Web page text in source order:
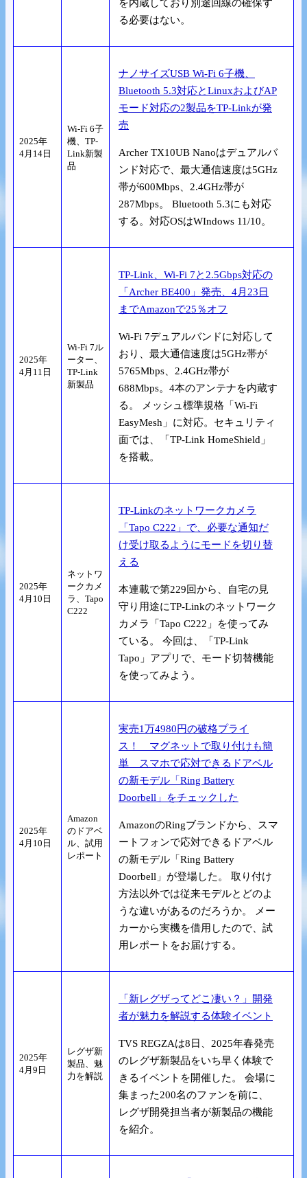
を内蔵しており別途回線の確保す
る必要はない。
2025年
4月14日
Wi-Fi 6子
機、TP-
Link新製
品
ナノサイズUSB Wi-Fi 6子機、
Bluetooth 5.3対応とLinuxおよびAP
モード対応の2製品をTP-Linkが発
売
Archer TX10UB Nanoはデュアルバ
ンド対応で、最大通信速度は5GHz
帯が600Mbps、2.4GHz帯が
287Mbps。 Bluetooth 5.3にも対応
する。対応OSはWIndows 11/10。
2025年
4月11日
Wi-Fi 7ル
ーター、
TP-Link
新製品
TP-Link、Wi-Fi 7と2.5Gbps対応の
「Archer BE400」発売、4月23日
までAmazonで25％オフ
Wi-Fi 7デュアルバンドに対応して
おり、最大通信速度は5GHz帯が
5765Mbps、2.4GHz帯が
688Mbps。4本のアンテナを内蔵す
る。 メッシュ標準規格「Wi-Fi
EasyMesh」に対応。セキュリティ
面では、「TP-Link HomeShield」
を搭載。
2025年
4月10日
ネットワ
ークカメ
ラ、Tapo
C222
TP-Linkのネットワークカメラ
「Tapo C222」で、必要な通知だ
け受け取るようにモードを切り替
える
本連載で第229回から、自宅の見
守り用途にTP-Linkのネットワーク
カメラ「Tapo C222」を使ってみ
ている。 今回は、「TP-Link
Tapo」アプリで、モード切替機能
を使ってみよう。
2025年
4月10日
Amazon
のドアベ
ル、試用
レポート
実売1万4980円の破格プライ
ス！ マグネットで取り付けも簡
単 スマホで応対できるドアベル
の新モデル「Ring Battery
Doorbell」をチェックした
AmazonのRingブランドから、スマ
ートフォンで応対できるドアベル
の新モデル「Ring Battery
Doorbell」が登場した。 取り付け
方法以外では従来モデルとどのよ
うな違いがあるのだろうか。 メー
カーから実機を借用したので、試
用レポートをお届けする。
2025年
4月9日
レグザ新
製品、魅
力を解説
「新レグザってどこ凄い？」開発
者が魅力を解説する体験イベント
TVS REGZAは8日、2025年春発売
のレグザ新製品をいち早く体験で
きるイベントを開催した。 会場に
集まった200名のファンを前に、
レグザ開発担当者が新製品の機能
を紹介。